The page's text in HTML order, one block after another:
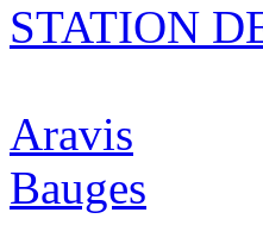
STATION
Aravis
Bauges